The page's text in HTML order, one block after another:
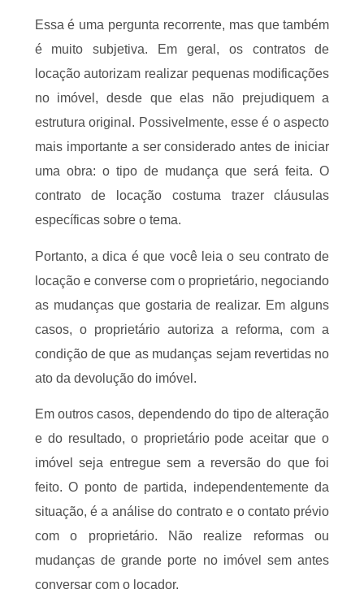
Essa é uma pergunta recorrente, mas que também
é muito subjetiva. Em geral, os contratos de
locação autorizam realizar pequenas modificações
no imóvel, desde que elas não prejudiquem a
estrutura original. Possivelmente, esse é o aspecto
mais importante a ser considerado antes de iniciar
uma obra: o tipo de mudança que será feita. O
contrato de locação costuma trazer cláusulas
específicas sobre o tema.
Portanto, a dica é que você leia o seu contrato de
locação e converse com o proprietário, negociando
as mudanças que gostaria de realizar. Em alguns
casos, o proprietário autoriza a reforma, com a
condição de que as mudanças sejam revertidas no
ato da devolução do imóvel.
Em outros casos, dependendo do tipo de alteração
e do resultado, o proprietário pode aceitar que o
imóvel seja entregue sem a reversão do que foi
feito. O ponto de partida, independentemente da
situação, é a análise do contrato e o contato prévio
com o proprietário. Não realize reformas ou
mudanças de grande porte no imóvel sem antes
conversar com o locador.